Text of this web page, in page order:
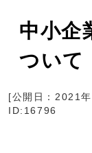
中小企
ついて
[公開日： 2021
ID:16796